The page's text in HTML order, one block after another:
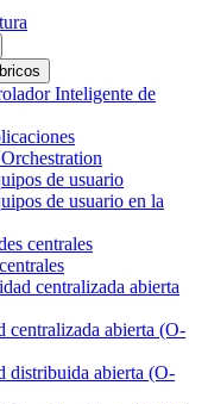
Inteligente de
de usuario
de usuario en la
centrales
centralizada abierta
centralizada abierta (O-
distribuida abierta (O-